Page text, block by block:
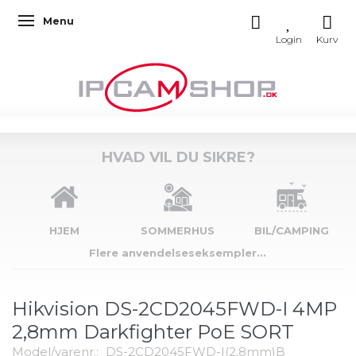
Skifte navigation
Menu
HVAD VIL DU SIKRE?
HJEM SOMMERHUS
BIL/CAMPING
Flere anvendelseseksempler...
Hikvision DS-2CD2045FWD-I 4MP
2,8mm Darkfighter PoE SORT
Model/varenr.: DS-2CD2045FWD-I(2,8mm)B